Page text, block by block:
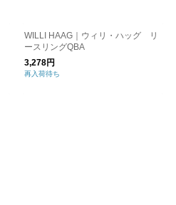
WILLI HAAG｜ウィリ・ハッグ リ
ースリングQBA
3,278円
再入荷待ち